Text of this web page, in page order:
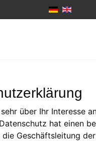
über Ihr Interesse
hat einen
Geschäftsleitung